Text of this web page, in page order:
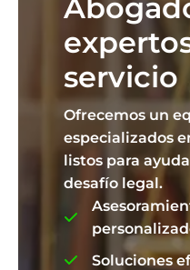
servicio
Ofrecemos un
especializados
listos para
desafío legal.
Soluciones